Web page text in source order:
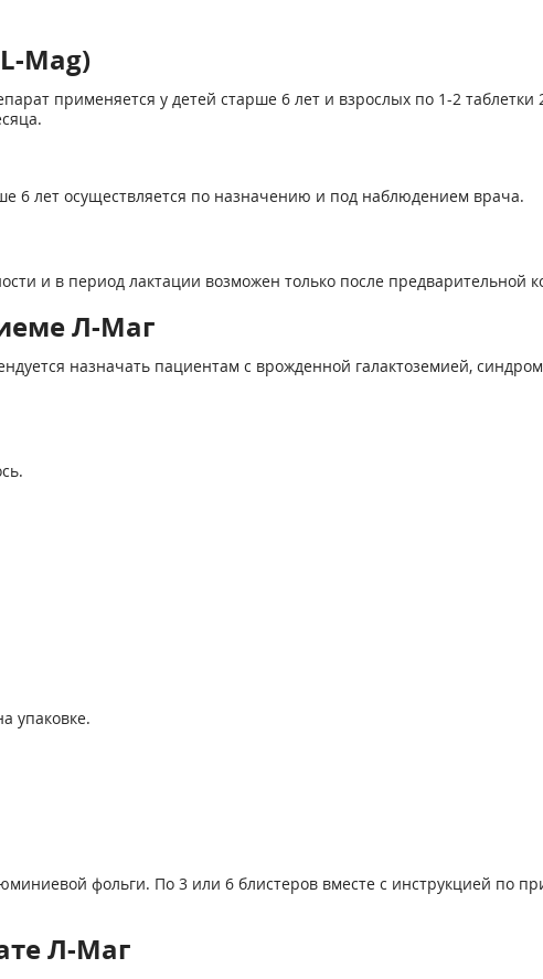
Mag)
применяется у детей старше 6 лет и взрослых по 1-2
6 лет осуществляется по назначению и под наблюдением врача.
и в период лактации возможен только после предварительной
Л-Маг
назначать пациентам с врожденной галактоземией,
упаковке.
фольги. По 3 или 6 блистеров вместе с инструкцией по
Л-Маг